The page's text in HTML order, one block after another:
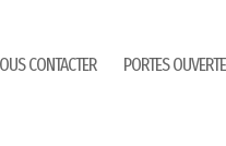
CONTACTER PORTES